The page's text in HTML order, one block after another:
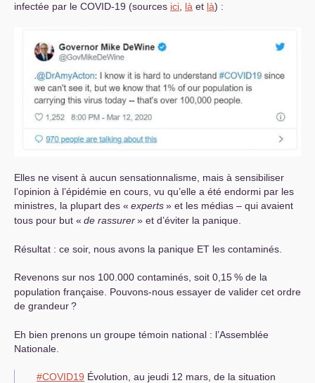
infectée par le COVID-19 (sources ici, là et là) :
Elles ne visent à aucun sensationnalisme, mais à sensibiliser
l’opinion à l’épidémie en cours, vu qu’elle a été endormi par les
ministres, la plupart des « experts» et les médias – qui avaient
tous pour but « de rassurer» et d’éviter la panique.
Résultat : ce soir, nous avons la panique ET les contaminés.
Revenons sur nos 100.000 contaminés, soit 0,15% de la
population française. Pouvons-nous essayer de valider cet ordre
de grandeur?
Eh bien prenons un groupe témoin national : l’Assemblée
Nationale.
#COVID19 Évolution, au jeudi 12 mars, de la situation